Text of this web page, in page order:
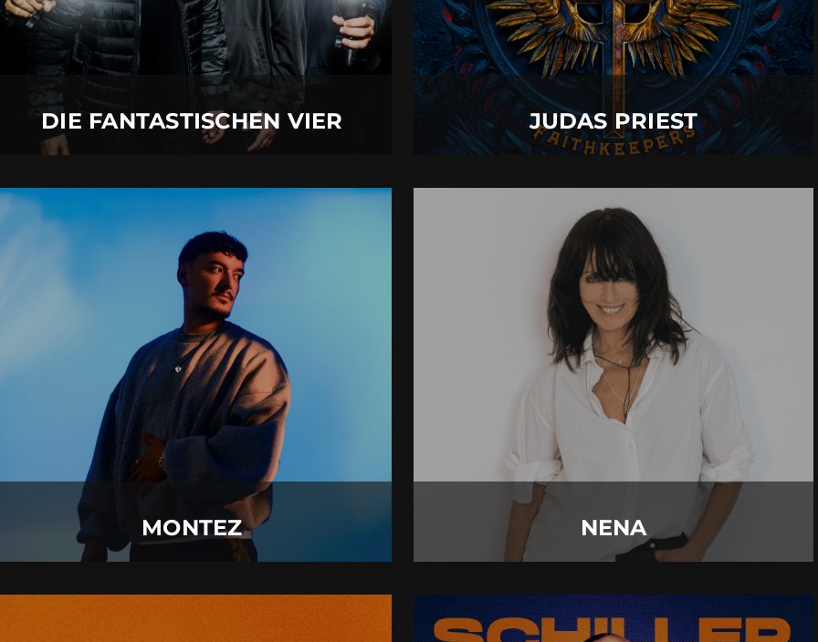
DIE FANTASTISCHEN VIER
Mehr Details
JUDAS PRIEST
Mehr Details
MONTEZ
MONTEZ
MONTEZ
2026 | Donnerstag |
Mehr Details
NENA
NENA
NENA
Oktober 2027 | Mittwoch |
Mehr Details